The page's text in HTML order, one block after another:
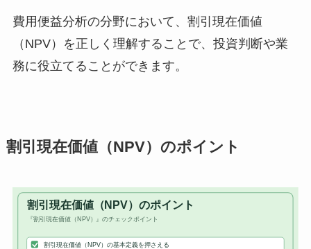
費用便益分析の分野において、割引現在価値
（NPV）を正しく理解することで、投資判断や業
務に役立てることができます。
割引現在価値（NPV）のポイント